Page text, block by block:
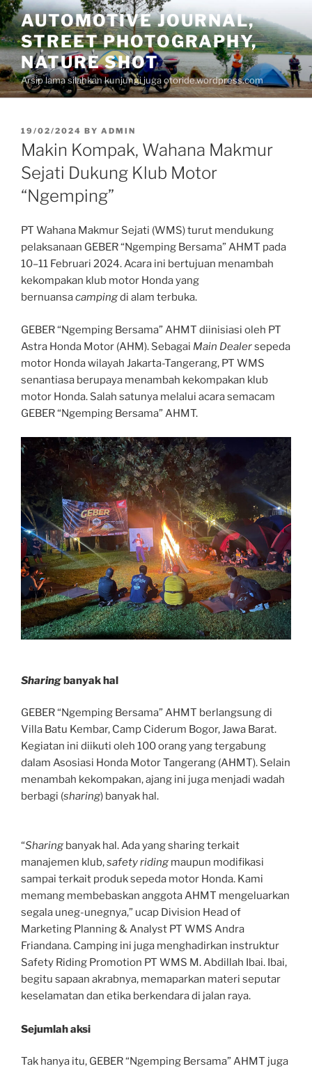
Skip
to
content
AUTOMOTIVE JOURNAL,
STREET PHOTOGRAPHY,
NATURE SHOT
Arsip lama silahkan kunjungi juga otoride.wordpress.com
POSTED
ON
19/02/2024 BY ADMIN
Makin Kompak, Wahana Makmur
Sejati Dukung Klub Motor
“Ngemping”
PT Wahana Makmur Sejati (WMS) turut mendukung
pelaksanaan GEBER “Ngemping Bersama” AHMT pada
10–11 Februari 2024. Acara ini bertujuan menambah
kekompakan klub motor Honda yang
bernuansacampingdi alam terbuka.
GEBER “Ngemping Bersama” AHMT diinisiasi oleh PT
Astra Honda Motor (AHM). Sebagai Main Dealersepeda
motor Honda wilayah Jakarta-Tangerang, PT WMS
senantiasa berupaya menambah kekompakan klub
motor Honda. Salah satunya melalui acara semacam
GEBER “Ngemping Bersama” AHMT.
Sharingbanyak hal
GEBER “Ngemping Bersama” AHMT berlangsung di
Villa Batu Kembar, Camp Ciderum Bogor, Jawa Barat.
Kegiatan ini diikuti oleh 100 orang yang tergabung
dalam Asosiasi Honda Motor Tangerang (AHMT). Selain
menambah kekompakan, ajang ini juga menjadi wadah
berbagi (sharing) banyak hal.
“Sharing banyak hal. Ada yang sharing terkait
manajemen klub,safety riding maupun modifikasi
sampai terkait produk sepeda motor Honda. Kami
memang membebaskan anggota AHMT mengeluarkan
segala uneg-unegnya,” ucap Division Head of
Marketing Planning & Analyst PT WMS Andra
Friandana. Camping ini juga menghadirkan instruktur
Safety Riding Promotion PT WMS M. Abdillah Ibai. Ibai,
begitu sapaan akrabnya, memaparkan materi seputar
keselamatan dan etika berkendara di jalan raya.
Sejumlah aksi
Tak hanya itu, GEBER “Ngemping Bersama” AHMT juga